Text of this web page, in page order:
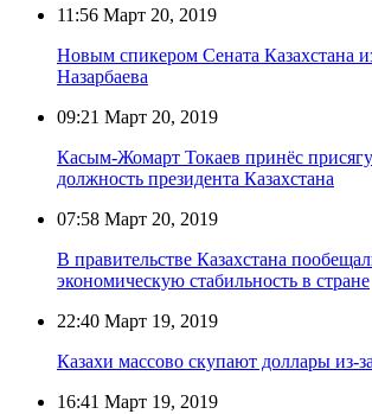
11:56 Март 20, 2019
Новым спикером Сената Казахстана
Назарбаева
09:21 Март 20, 2019
Касым-Жомарт Токаев принёс
должность президента Казахстана
07:58 Март 20, 2019
В правительстве Казахстана
экономическую стабильность в стране
22:40 Март 19, 2019
Казахи массово скупают доллары из-
16:41 Март 19, 2019